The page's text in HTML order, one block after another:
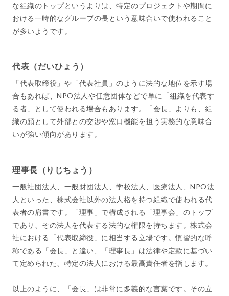
な組織のトップというよりは、特定のプロジェクトや期間に
おける一時的なグループの長という意味合いで使われること
が多いようです。
代表（だいひょう）
「代表取締役」や「代表社員」のように法的な地位を示す場
合もあれば、NPO法人や任意団体などで単に「組織を代表す
る者」として使われる場合もあります。「会長」よりも、組
織の顔として外部との交渉や窓口機能を担う実務的な意味合
いが強い傾向があります。
理事長（りじちょう）
一般社団法人、一般財団法人、学校法人、医療法人、NPO法
人といった、株式会社以外の法人格を持つ組織で使われる代
表者の肩書です。「理事」で構成される「理事会」のトップ
であり、その法人を代表する法的な権限を持ちます。株式会
社における「代表取締役」に相当する立場です。慣習的な呼
称である「会長」と違い、「理事長」は法律や定款に基づい
て定められた、特定の法人における最高責任者を指します。
以上のように、「会長」は非常に多義的な言葉です。その立